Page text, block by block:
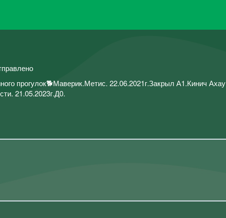
прогулок🐕Маверик.Метис. 22.06.2021г.Закрыл А1.Кинич Ахау
21.05.2023г.Д0.